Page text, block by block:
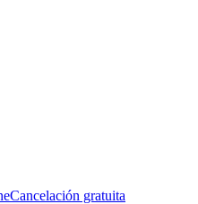
Cancelación gratuita